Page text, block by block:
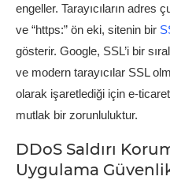
engeller. Tarayıcıların adres
ve “https:” ön eki, sitenin bir
gösterir. Google, SSL’i bir
ve modern tarayıcılar SSL
olarak işaretlediği için e-
mutlak bir zorunluluktur.
DDoS Saldırı
Uygulama